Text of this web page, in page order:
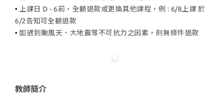
• 上課日 D - 6前，全額退款或更換其他課程，例 : 6/8上課 於
6/2告知可全額退款
• 如遇到颱風天、大地震等不可抗力之因素，則無條件退款
教師簡介